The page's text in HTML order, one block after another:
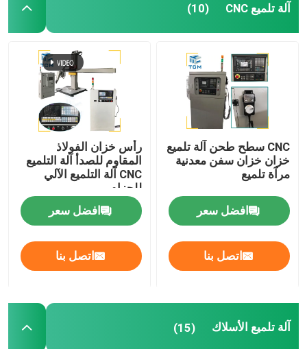
آلة تلميع CNC (10)
CNC سطح طحن آلة تلميع
خزان خزان سفن معدنية
مرآة تلميع
افضل سعر
اتصل بنا
رأس خزان الفولاذ
المقاوم للصدأ آلة التلميع
CNC آلة التلميع الآلي
للحزام
افضل سعر
اتصل بنا
آلة تلميع الأسلاك (15)